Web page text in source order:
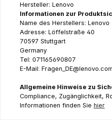
Hersteller: Lenovo
Informationen zur
Name des Herstellers: Lenovo
Adresse: Löffelstraße 40
70597 Stuttgart
Germany
Tel: 071165690807
E-Mail:
Allgemeine Hinweise zu
Compliance, Zugänglichkeit,
Informationen finden Sie hier